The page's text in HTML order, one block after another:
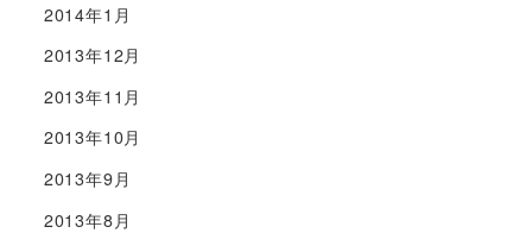
2014年1月
2013年12月
2013年11月
2013年10月
2013年9月
2013年8月